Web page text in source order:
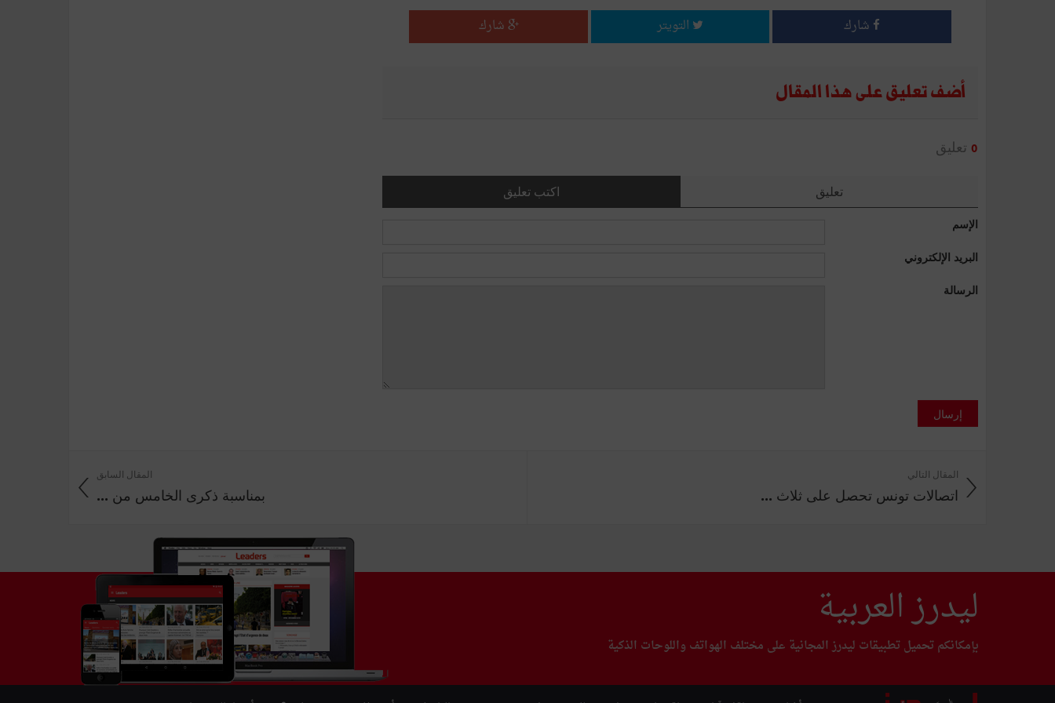
شارك التويتر شارك
أضف تعليق على هذا المقال
0 تعليق
اكتب تعليق تعليق
الإسم
البريد الإلكتروني
الرسالة
إرسال
المقال السابق
بمناسبة ذكرى الخامس من ...
المقال التالي
اتصالات تونس تحصل على ثلاث ...
ليدرز العربية
بإمكانكم تحميل تطبيقات ليدرز المجانية على مختلف الهواتف واللوحات الذكية